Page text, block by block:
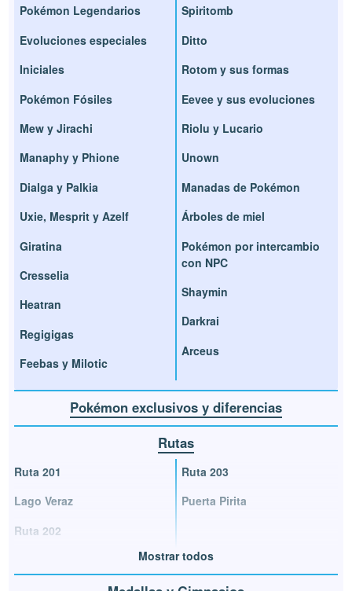
Pokémon Legendarios
Evoluciones especiales
Iniciales
Pokémon Fósiles
Mew y Jirachi
Manaphy y Phione
Dialga y Palkia
Uxie, Mesprit y Azelf
Giratina
Cresselia
Heatran
Regigigas
Feebas y Milotic
Spiritomb
Ditto
Rotom y sus formas
Eevee y sus evoluciones
Riolu y Lucario
Unown
Manadas de Pokémon
Árboles de miel
Pokémon por intercambio
con NPC
Shaymin
Darkrai
Arceus
Pokémon exclusivos y diferencias
Rutas
Ruta 201
Lago Veraz
Ruta 202
Ruta 203
Puerta Pirita
Mostrar todos